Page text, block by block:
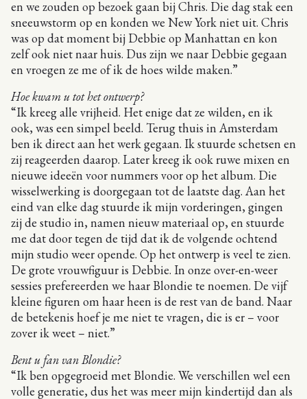
en we zouden op bezoek gaan bij Chris. Die dag stak een
sneeuwstorm op en konden we New York niet uit. Chris
was op dat moment bij Debbie op Manhattan en kon
zelf ook niet naar huis. Dus zijn we naar Debbie gegaan
en vroegen ze me of ik de hoes wilde maken.”
Hoe kwam u tot het ontwerp?
“Ik kreeg alle vrijheid. Het enige dat ze wilden, en ik
ook, was een simpel beeld. Terug thuis in Amsterdam
ben ik direct aan het werk gegaan. Ik stuurde schetsen en
zij reageerden daarop. Later kreeg ik ook ruwe mixen en
nieuwe ideeën voor nummers voor op het album. Die
wisselwerking is doorgegaan tot de laatste dag. Aan het
eind van elke dag stuurde ik mijn vorderingen, gingen
zij de studio in, namen nieuw materiaal op, en stuurde
me dat door tegen de tijd dat ik de volgende ochtend
mijn studio weer opende. Op het ontwerp is veel te zien.
De grote vrouwfiguur is Debbie. In onze over-en-weer
sessies prefereerden we haar Blondie te noemen. De vijf
kleine figuren om haar heen is de rest van de band. Naar
de betekenis hoef je me niet te vragen, die is er – voor
zover ik weet – niet.”
Bent u fan van Blondie?
“Ik ben opgegroeid met Blondie. We verschillen wel een
volle generatie, dus het was meer mijn kindertijd dan als